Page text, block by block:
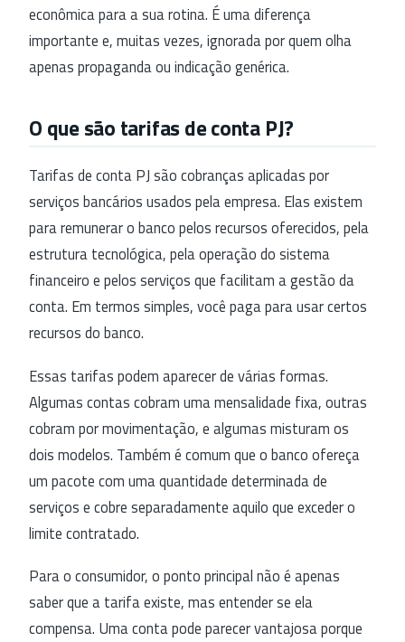
econômica para a sua rotina. É uma diferença
importante e, muitas vezes, ignorada por quem olha
apenas propaganda ou indicação genérica.
O que são tarifas de conta PJ?
Tarifas de conta PJ são cobranças aplicadas por
serviços bancários usados pela empresa. Elas existem
para remunerar o banco pelos recursos oferecidos, pela
estrutura tecnológica, pela operação do sistema
financeiro e pelos serviços que facilitam a gestão da
conta. Em termos simples, você paga para usar certos
recursos do banco.
Essas tarifas podem aparecer de várias formas.
Algumas contas cobram uma mensalidade fixa, outras
cobram por movimentação, e algumas misturam os
dois modelos. Também é comum que o banco ofereça
um pacote com uma quantidade determinada de
serviços e cobre separadamente aquilo que exceder o
limite contratado.
Para o consumidor, o ponto principal não é apenas
saber que a tarifa existe, mas entender se ela
compensa. Uma conta pode parecer vantajosa porque